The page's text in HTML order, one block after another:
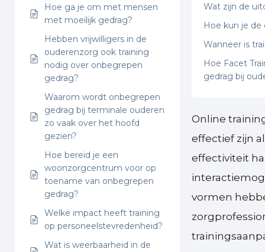
Hoe ga je om met mensen
met moeilijk gedrag?
Hebben vrijwilligers in de
ouderenzorg ook training
nodig over onbegrepen
gedrag?
Waarom wordt onbegrepen
gedrag bij terminale ouderen
zo vaak over het hoofd
gezien?
Hoe bereid je een
woonzorgcentrum voor op
toename van onbegrepen
gedrag?
Welke impact heeft training
op personeelstevredenheid?
Wat is weerbaarheid in de
Wat zijn de
Hoe kun je
Wanneer is
Hoe Facet
gedrag bij
Online
effectief zijn
effectiviteit
vormen